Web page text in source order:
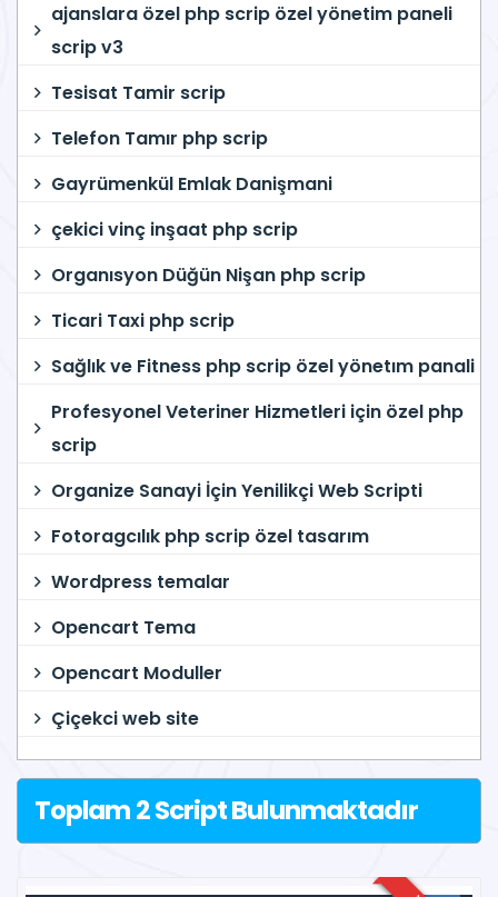
ajanslara özel php scrip özel yönetim paneli
scrip v3
Tesisat Tamir scrip
Telefon Tamır php scrip
Gayrümenkül Emlak Danişmani
çekici vinç inşaat php scrip
Organısyon Düğün Nişan php scrip
Ticari Taxi php scrip
Sağlık ve Fitness php scrip özel yönetım panali
Profesyonel Veteriner Hizmetleri için özel php
scrip
Organize Sanayi İçin Yenilikçi Web Scripti
Fotoragcılık php scrip özel tasarım
Wordpress temalar
Opencart Tema
Opencart Moduller
Çiçekci web site
Toplam 2 Script Bulunmaktadır